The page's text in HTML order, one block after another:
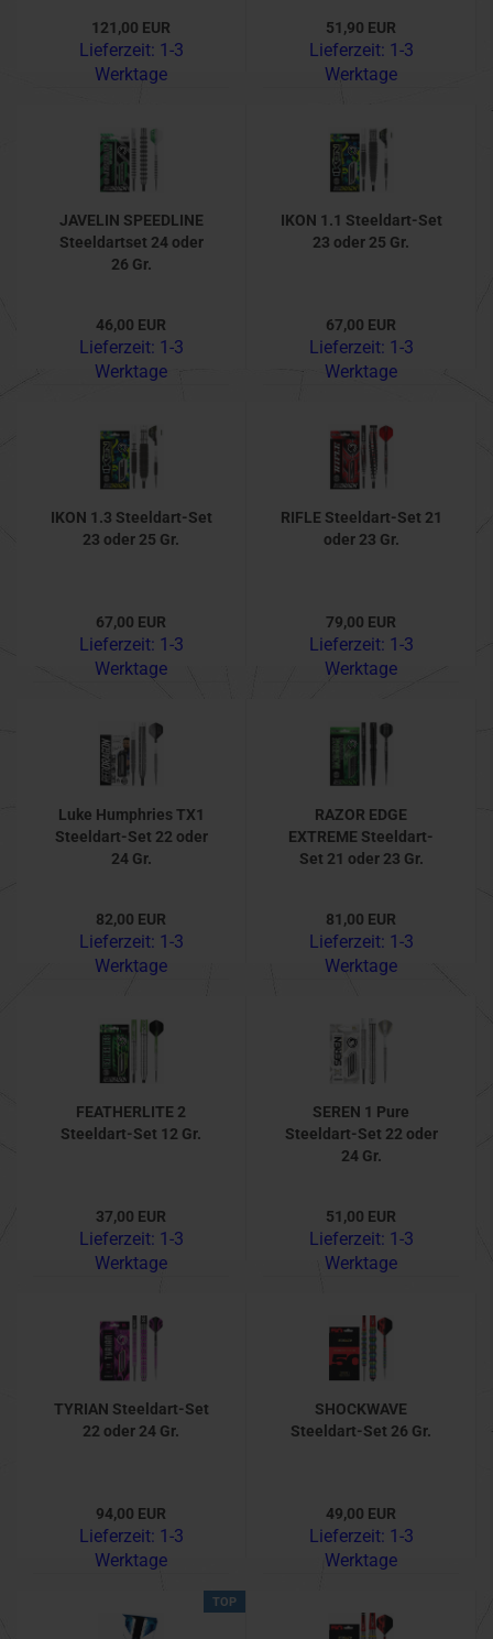
121,00 EUR
Lieferzeit: 1-3
Werktage
51,90 EUR
Lieferzeit: 1-3
Werktage
JAVELIN SPEEDLINE
Steeldartset 24 oder
26 Gr.
46,00 EUR
Lieferzeit: 1-3
Werktage
IKON 1.1 Steeldart-Set
23 oder 25 Gr.
67,00 EUR
Lieferzeit: 1-3
Werktage
IKON 1.3 Steeldart-Set
23 oder 25 Gr.
67,00 EUR
Lieferzeit: 1-3
Werktage
RIFLE Steeldart-Set 21
oder 23 Gr.
79,00 EUR
Lieferzeit: 1-3
Werktage
Luke Humphries TX1
Steeldart-Set 22 oder
24 Gr.
82,00 EUR
Lieferzeit: 1-3
Werktage
RAZOR EDGE
EXTREME Steeldart-
Set 21 oder 23 Gr.
81,00 EUR
Lieferzeit: 1-3
Werktage
FEATHERLITE 2
Steeldart-Set 12 Gr.
37,00 EUR
Lieferzeit: 1-3
Werktage
SEREN 1 Pure
Steeldart-Set 22 oder
24 Gr.
51,00 EUR
Lieferzeit: 1-3
Werktage
TYRIAN Steeldart-Set
22 oder 24 Gr.
94,00 EUR
Lieferzeit: 1-3
Werktage
SHOCKWAVE
Steeldart-Set 26 Gr.
49,00 EUR
Lieferzeit: 1-3
Werktage
TOP